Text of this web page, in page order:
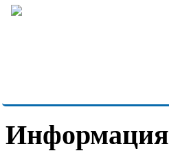
Информация